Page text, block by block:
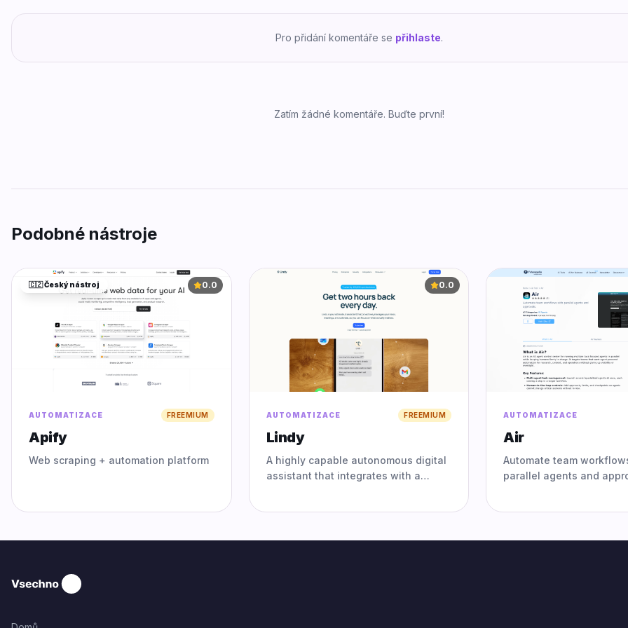
Pro přidání komentáře se přihlaste.
Zatím žádné komentáře. Buďte první!
Podobné nástroje
🇨🇿 Český nástroj 0.0
AUTOMATIZACE FREEMIUM
Apify
Web scraping + automation platform
0.0
AUTOMATIZACE FREEMIUM
Lindy
A highly capable autonomous digital
assistant that integrates with a
AUTOMATIZACE
Air
Automate team
parallel agents and